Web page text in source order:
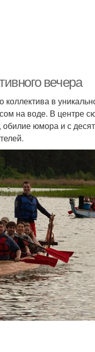
вечера
коллектива в
на воде. В центре
юмора и с